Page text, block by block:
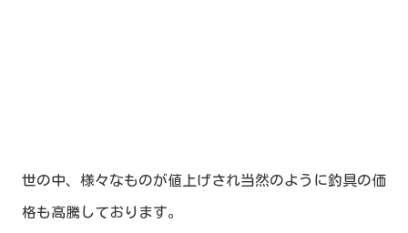
世の中、様々なものが値上げされ当然のように釣具の価
格も高騰しております。